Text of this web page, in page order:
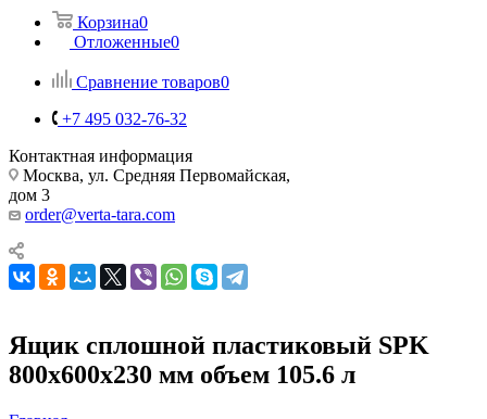
Корзина0
Отложенные0
Сравнение товаров0
+7 495 032-76-32
Контактная информация
Москва, ул. Средняя Первомайская,
дом 3
order@verta-tara.com
Ящик сплошной пластиковый SPK
800х600х230 мм объем 105.6 л